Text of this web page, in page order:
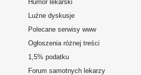
Humor lekarski
Luźne dyskusje
Polecane serwisy www
Ogłoszenia różnej treści
1,5% podatku
Forum samotnych lekarzy